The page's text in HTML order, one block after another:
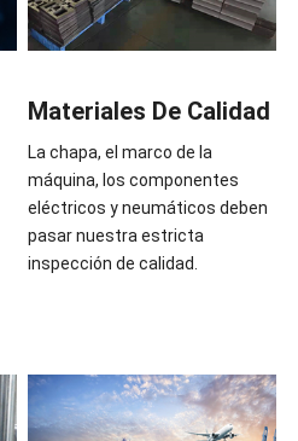
Materiales De Calidad
La chapa, el marco de la
máquina, los componentes
eléctricos y neumáticos deben
pasar nuestra estricta
inspección de calidad.